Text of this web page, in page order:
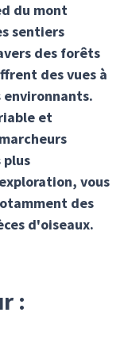
du mont
sentiers
des forêts
des vues à
environnants.
et
plus
vous
des
d'oiseaux.
: